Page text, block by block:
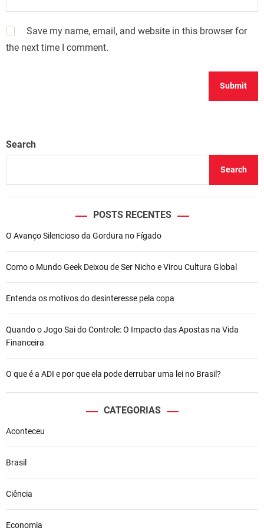
Save my name, email, and website in this browser for
the next time I comment.
Search
Search
POSTS RECENTES
O Avanço Silencioso da Gordura no Fígado
Como o Mundo Geek Deixou de Ser Nicho e Virou Cultura Global
Entenda os motivos do desinteresse pela copa
Quando o Jogo Sai do Controle: O Impacto das Apostas na Vida
Financeira
O que é a ADI e por que ela pode derrubar uma lei no Brasil?
CATEGORIAS
Aconteceu
Brasil
Ciência
Economia